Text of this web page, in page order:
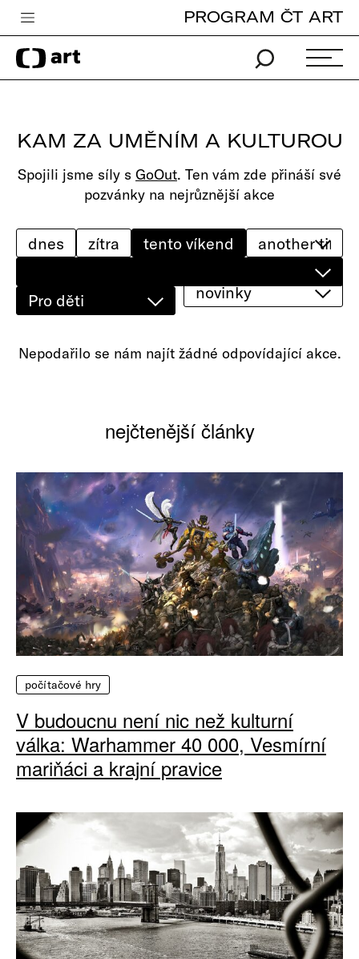
Česká televize
Zpravodajství
iVysílání
TV program
edu
PROGRAM ČT ART
KAM ZA UMĚNÍM A KULTUROU
Spojili jsme síly s GoOut. Ten vám zde přináší své
pozvánky na nejrůznější akce
Pro děti
dnes zítra tento víkend
novinky
Nepodařilo se nám najít žádné odpovídající akce.
nejčtenější články
počítačové hry
V budoucnu není nic než kulturní
válka: Warhammer 40 000, Vesmírní
mariňáci a krajní pravice